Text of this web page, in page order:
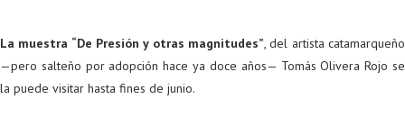
La muestra “De Presión y otras magnitudes”, del artista catamarqueño
—pero salteño por adopción hace ya doce años— Tomás Olivera Rojo se
la puede visitar hasta fines de junio.